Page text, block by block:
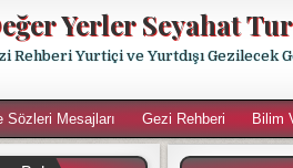
Yerler Seyahat
Rehberi Yurtiçi ve Yurtdışı Gezilecek
Sözleri Mesajları Gezi Rehberi Bilim